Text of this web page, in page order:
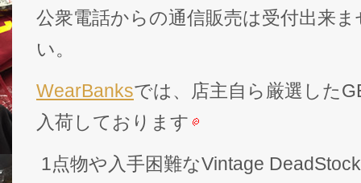
公衆電話からの通信販売は受付出来
い。
WearBanksでは、店主自ら厳選した
入荷しております
1点物や入手困難なVintage